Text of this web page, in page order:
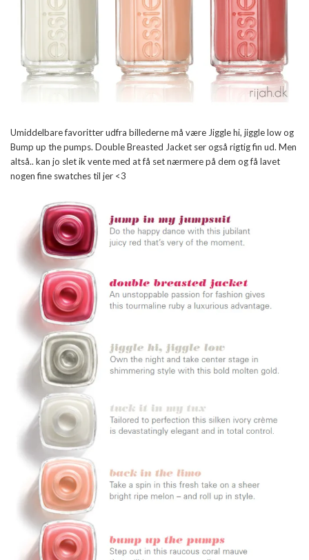
Umiddelbare favoritter udfra billederne må være Jiggle hi, jiggle low og
Bump up the pumps. Double Breasted Jacket ser også rigtig fin ud. Men
altså.. kan jo slet ik vente med at få set nærmere på dem og få lavet
nogen fine swatches til jer <3